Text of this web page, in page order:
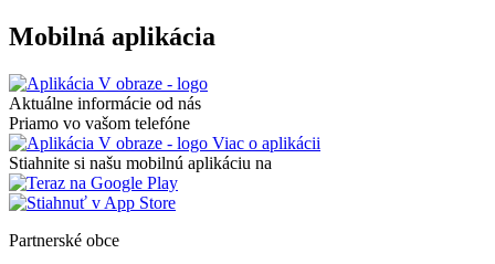
Mobilná aplikácia
Aktuálne informácie od nás
Priamo vo vašom telefóne
Viac o aplikácii
Stiahnite si našu mobilnú aplikáciu na
Partnerské obce